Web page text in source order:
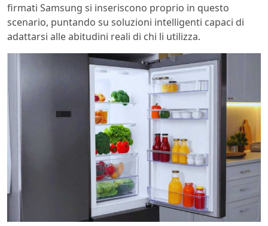
firmati Samsung si inseriscono proprio in questo
scenario, puntando su soluzioni intelligenti capaci di
adattarsi alle abitudini reali di chi li utilizza.